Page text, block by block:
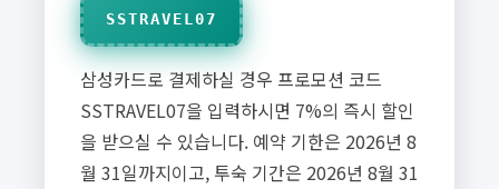
SSTRAVEL07
삼성카드로 결제하실 경우 프로모션 코드
SSTRAVEL07을 입력하시면 7%의 즉시 할인
을 받으실 수 있습니다. 예약 기한은 2026년 8
월 31일까지이고, 투숙 기간은 2026년 8월 31